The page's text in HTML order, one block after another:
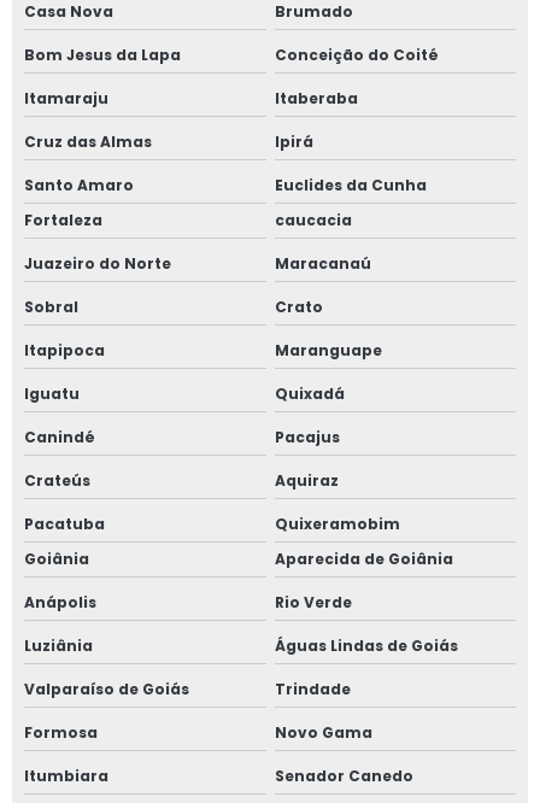
Casa Nova Brumado
Bom Jesus da Lapa Conceição do Coité
Itamaraju Itaberaba
Cruz das Almas Ipirá
Santo Amaro
Euclides da Cunha
Fortaleza
caucacia
Juazeiro do Norte Maracanaú
Sobral Crato
Itapipoca Maranguape
Iguatu Quixadá
Canindé Pacajus
Crateús Aquiraz
Pacatuba
Quixeramobim
Goiânia
Aparecida de Goiânia
Anápolis Rio Verde
Luziânia Águas Lindas de Goiás
Valparaíso de Goiás Trindade
Formosa Novo Gama
Itumbiara Senador Canedo